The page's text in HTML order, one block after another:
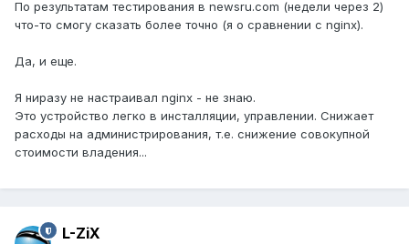
По результатам тестирования в newsru.com (недели через 2)
что-то смогу сказать более точно (я о сравнении с nginx).
Да, и еще.
Я ниразу не настраивал nginx - не знаю.
Это устройство легко в инсталляции, управлении. Снижает
расходы на администрирования, т.е. снижение совокупной
стоимости владения...
L-ZiX